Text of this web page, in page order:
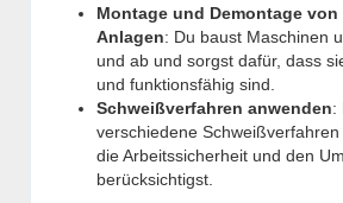
Montage und Demontage
Anlagen: Du baust Maschinen
und ab und sorgst dafür, dass
und funktionsfähig sind.
Schweißverfahren anwenden:
verschiedene
die Arbeitssicherheit und den
berücksichtigst.